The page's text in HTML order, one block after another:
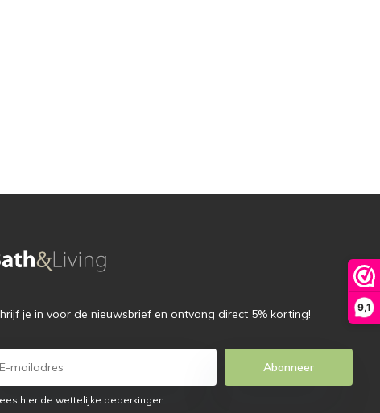
9,1
je in voor de nieuwsbrief en ontvang direct 5% korting!
Abonneer
hier de wettelijke beperkingen